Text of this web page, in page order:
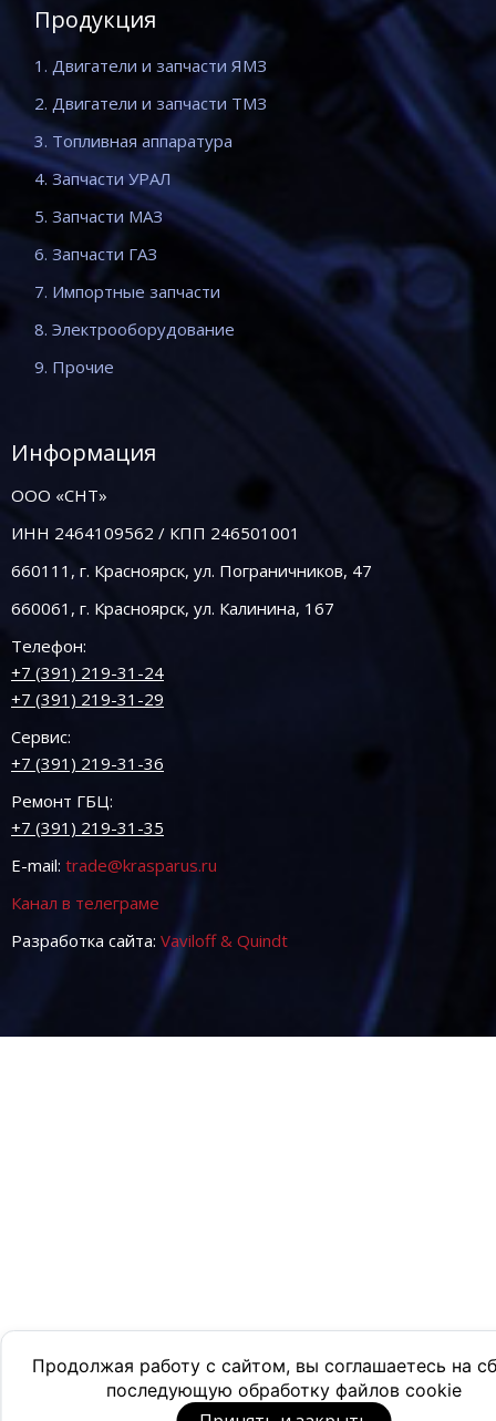
Продолжая работу с сайтом, вы соглашаетесь на
последующую обработку файлов cookie
Продукция
1. Двигатели и запчасти ЯМЗ
2. Двигатели и запчасти ТМЗ
3. Топливная аппаратура
4. Запчасти УРАЛ
5. Запчасти МАЗ
6. Запчасти ГАЗ
7. Импортные запчасти
8. Электрооборудование
9. Прочие
Информация
ООО «СНТ»
ИНН 2464109562 / КПП 246501001
660111, г. Красноярск, ул. Пограничников, 47
660061, г. Красноярск, ул. Калинина, 167
Телефон:
+7 (391) 219-31-24
+7 (391) 219-31-29
Сервис:
+7 (391) 219-31-36
Ремонт ГБЦ:
+7 (391) 219-31-35
E-mail: trade@krasparus.ru
Канал в телеграме
Разработка сайта: Vaviloff & Quindt